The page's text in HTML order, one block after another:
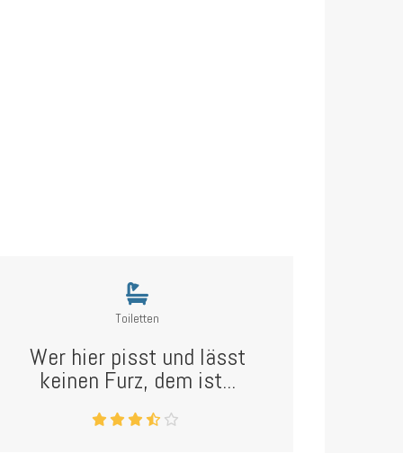
Toiletten
Wer hier pisst und lässt
keinen Furz, dem ist...